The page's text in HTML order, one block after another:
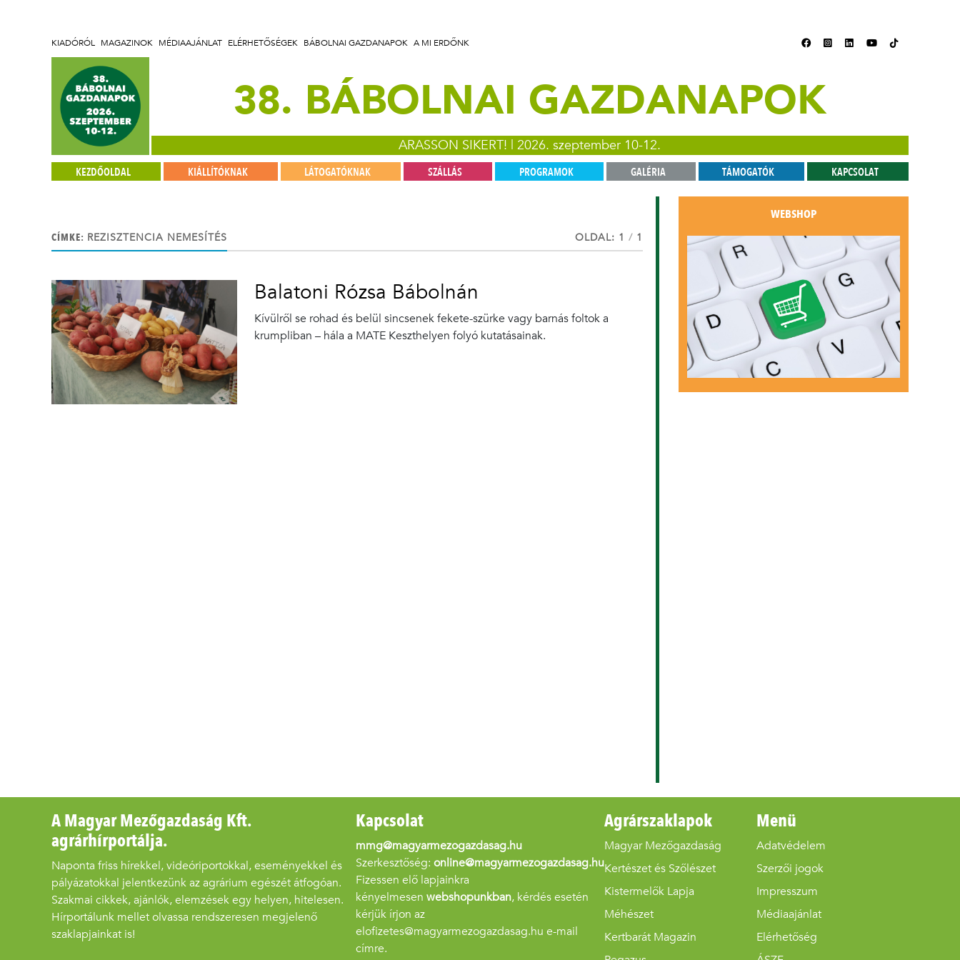
KIADÓRÓL MAGAZINOK MÉDIAAJÁNLAT ELÉRHETŐSÉGEK BÁBOLNAI GAZDANAPOK A MI ERDŐNK
38. BÁBOLNAI GAZDANAPOK
ARASSON SIKERT! | 2026. szeptember 10-12.
KEZDŐOLDAL KIÁLLÍTÓKNAK LÁTOGATÓKNAK SZÁLLÁS PROGRAMOK GALÉRIA TÁMOGATÓK KAPCSOLAT
CÍMKE: REZISZTENCIA NEMESÍTÉS OLDAL: 1 / 1
Balatoni Rózsa Bábolnán
Kívülről se rohad és belül sincsenek fekete-szürke vagy barnás foltok a
krumpliban – hála a MATE Keszthelyen folyó kutatásainak.
WEBSHOP
A Magyar Mezőgazdaság Kft.
agrárhírportálja.
Naponta friss hírekkel, videóriportokkal, eseményekkel és
pályázatokkal jelentkezünk az agrárium egészét átfogóan.
Szakmai cikkek, ajánlók, elemzések egy helyen, hitelesen.
Hírportálunk mellet olvassa rendszeresen megjelenő
szaklapjainkat is!
Kapcsolat
mmg@magyarmezogazdasag.hu
Szerkesztőség: online@magyarmezogazdasag.hu
Fizessen elő lapjainkra
kényelmesen webshopunkban, kérdés esetén
kérjük írjon az
elofizetes@magyarmezogazdasag.hu e-mail
címre.
Agrárszaklapok
Magyar Mezőgazdaság
Kertészet és Szőlészet
Kistermelők Lapja
Méhészet
Kertbarát Magazin
Menü
Adatvédelem
Szerzői jogok
Impresszum
Médiaajánlat
Elérhetőség